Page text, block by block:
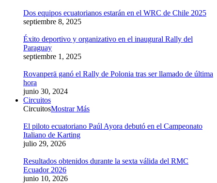
Dos equipos ecuatorianos estarán en el WRC de Chile 2025
septiembre 8, 2025
Éxito deportivo y organizativo en el inaugural Rally del
Paraguay
septiembre 1, 2025
Rovanperä ganó el Rally de Polonia tras ser llamado de última
hora
junio 30, 2024
Circuitos
CircuitosMostrar Más
El piloto ecuatoriano Paúl Ayora debutó en el Campeonato
Italiano de Karting
julio 29, 2026
Resultados obtenidos durante la sexta válida del RMC
Ecuador 2026
junio 10, 2026